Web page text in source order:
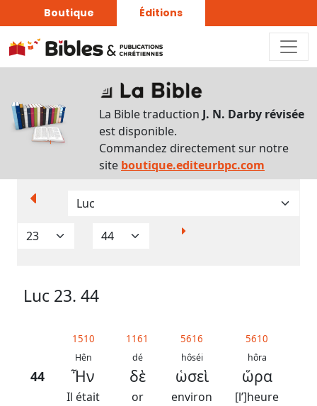
Boutique Éditions
La Bible traduction J. N. Darby révisée
est disponible.
Commandez directement sur notre
site boutique.editeurbpc.com
Luc 23. 44
44
1510
Hên
Ἦν
Il était
1161
dé
δὲ
or
5616
hôséi
ὡσεὶ
environ
5610
hôra
ὥρα
[l’]heure
d’affichage
Par
verset
Translittérations
Analyse
Abréviations
grammaticales